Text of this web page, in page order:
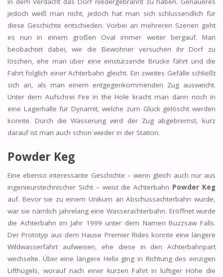
jedoch weiß man nicht, jedoch hat man sich schlussendlich für
diese Geschichte entschieden. Vorbei an mehreren Szenen geht
es nun in einem großen Oval immer weiter bergauf. Man
beobachtet dabei, wie die Bewohner versuchen ihr Dorf zu
löschen, ehe man über eine einstürzende Brücke fährt und die
Fahrt folglich einer Achterbahn gleicht. Ein zweites Gefälle schließt
sich an, als man einem entgegenkommenden Zug ausweicht.
Unter dem Aufschrei Fire in the Hole kracht man dann noch in
eine Lagerhalle für Dynamit, welche zum Glück gelöscht werden
konnte. Durch die Wasserung wird der Zug abgebremst, kurz
darauf ist man auch schon wieder in der Station.
Powder Keg
Eine ebenso interessante Geschichte – wenn gleich auch nur aus
ingenieurstechnischer Sicht – weist die Achterbahn Powder Keg
auf. Bevor sie zu einem Unikum an Abschussachterbahn wurde,
war sie nämlich jahrelang eine Wasserachterbahn. Eröffnet wurde
die Achterbahn im Jahr 1999 unter dem Namen Buzzsaw Falls.
Der Prototyp aus dem Hause Premier Rides konnte eine längere
Wildwasserfahrt aufweisen, ehe diese in den Achterbahnpart
wechselte. Über eine längere Helix ging in Richtung des einzigen
Lifthügels, worauf nach einer kurzen Fahrt in luftiger Höhe die